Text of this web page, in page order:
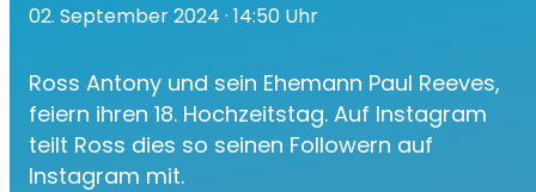
02. September 2024 · 14:50 Uhr
Ross Antony und sein Ehemann Paul Reeves,
feiern ihren 18. Hochzeitstag. Auf Instagram
teilt Ross dies so seinen Followern auf
Instagram mit.